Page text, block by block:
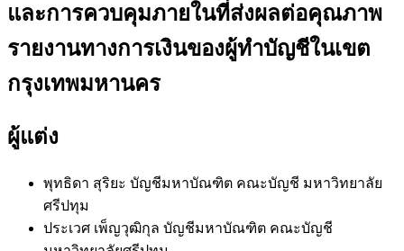
และการควบคุมภายในที่ส่งผลต่อคุณภาพ
รายงานทางการเงินของผู้ทำบัญชีในเขต
กรุงเทพมหานคร
ผู้แต่ง
พุทธิดา สุริยะ บัญชีมหาบัณฑิต คณะบัญชี มหาวิทยาลัย
ศรีปทุม
ประเวศ เพ็ญวุฒิกุล บัญชีมหาบัณฑิต คณะบัญชี